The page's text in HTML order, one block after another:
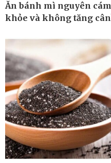
Công nghệ
Sành điệu
Ăn bánh mì nguyên
khỏe và không tăng